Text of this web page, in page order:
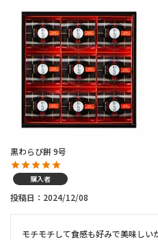
黒わらび餅 9号
購入者
投稿日 2024/12/08
モチモチして食感も好みで美味しい